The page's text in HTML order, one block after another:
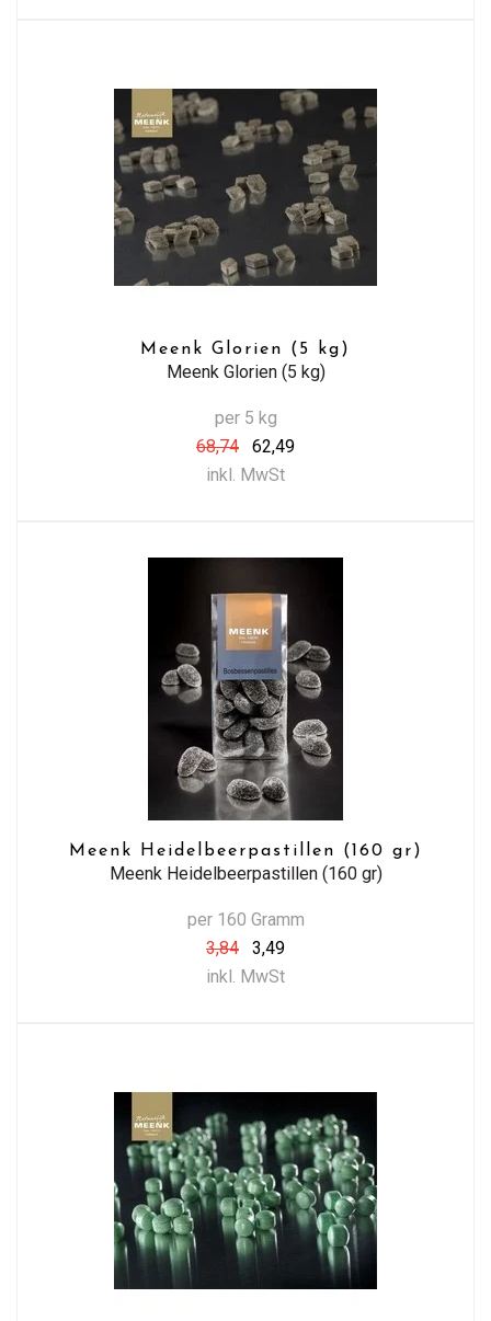
Meenk Glorien (5 kg)
Meenk Glorien (5 kg)
per 5 kg
68,74
62,49
inkl. MwSt
Meenk Heidelbeerpastillen (160 gr)
Meenk Heidelbeerpastillen (160 gr)
per 160 Gramm
3,84
3,49
inkl. MwSt